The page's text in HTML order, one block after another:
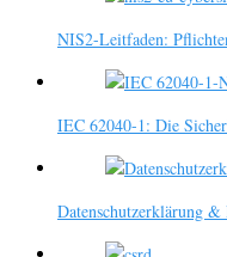
NIS2-Leitfaden:
IEC 62040-1: Die
Datenschutzerklärung &